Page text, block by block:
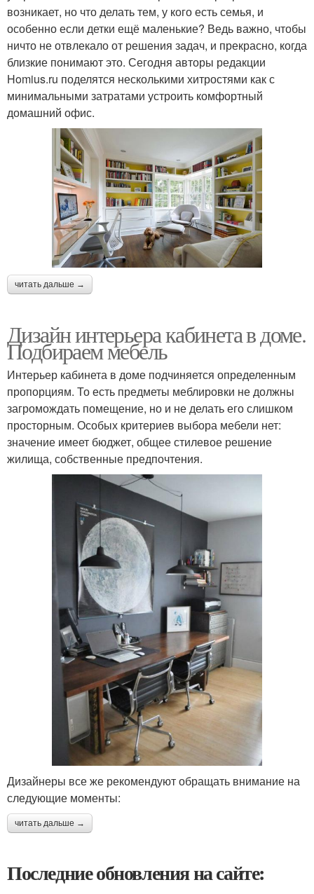
возникает, но что делать тем, у кого есть семья, и
особенно если детки ещё маленькие? Ведь важно, чтобы
ничто не отвлекало от решения задач, и прекрасно, когда
близкие понимают это. Сегодня авторы редакции
Homius.ru поделятся несколькими хитростями как с
минимальными затратами устроить комфортный
домашний офис.
читать дальше →
Дизайн интерьера кабинета в доме.
Подбираем мебель
Интерьер кабинета в доме подчиняется определенным
пропорциям. То есть предметы меблировки не должны
загромождать помещение, но и не делать его слишком
просторным. Особых критериев выбора мебели нет:
значение имеет бюджет, общее стилевое решение
жилища, собственные предпочтения.
Дизайнеры все же рекомендуют обращать внимание на
следующие моменты:
читать дальше →
Последние обновления на сайте: